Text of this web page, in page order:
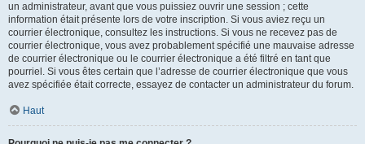
un administrateur, avant que vous puissiez ouvrir une session ; cette
information était présente lors de votre inscription. Si vous aviez reçu un
courrier électronique, consultez les instructions. Si vous ne recevez pas de
courrier électronique, vous avez probablement spécifié une mauvaise adresse
de courrier électronique ou le courrier électronique a été filtré en tant que
pourriel. Si vous êtes certain que l’adresse de courrier électronique que vous
avez spécifiée était correcte, essayez de contacter un administrateur du forum.
Haut